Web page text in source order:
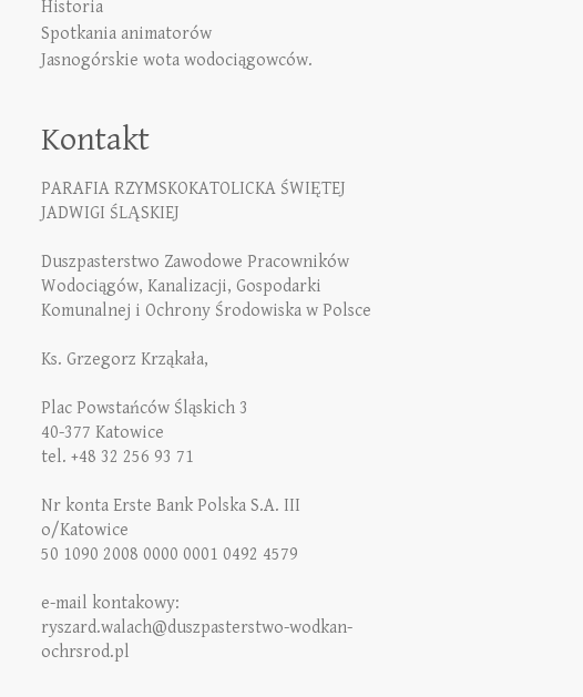
Historia
Spotkania animatorów
Jasnogórskie wota wodociągowców.
Kontakt
PARAFIA RZYMSKOKATOLICKA ŚWIĘTEJ
JADWIGI ŚLĄSKIEJ
Duszpasterstwo Zawodowe Pracowników
Wodociągów, Kanalizacji, Gospodarki
Komunalnej i Ochrony Środowiska w Polsce
Ks. Grzegorz Krząkała,
Plac Powstańców Śląskich 3
40-377 Katowice
tel. +48 32 256 93 71
Nr konta Erste Bank Polska S.A. III
o/Katowice
50 1090 2008 0000 0001 0492 4579
e-mail kontakowy:
ryszard.walach@duszpasterstwo-wodkan-
ochrsrod.pl